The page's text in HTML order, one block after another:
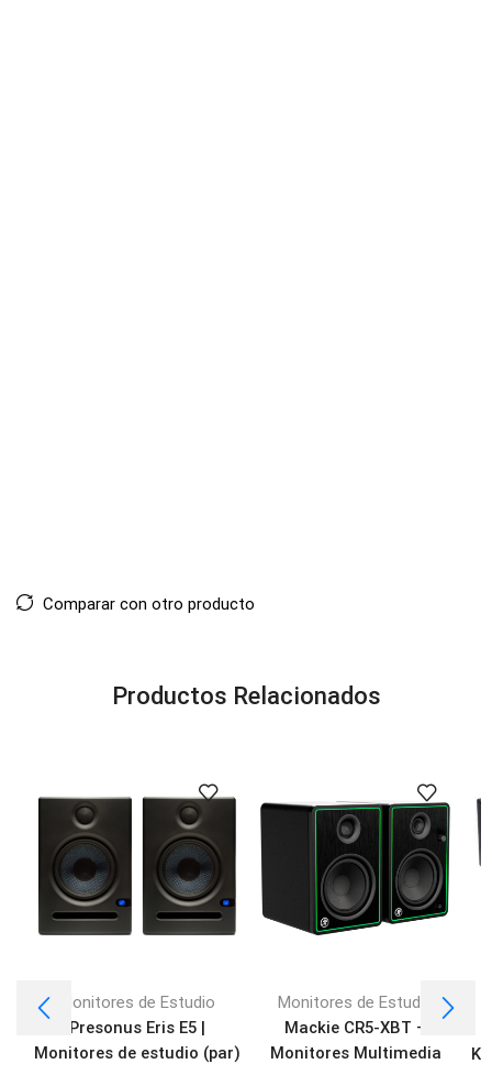
Comparar con otro producto
Productos Relacionados
Monitores de Estudio
Presonus Eris E5 |
Monitores de estudio (par)
Monitores de Estudio
Mackie CR5-XBT –
Monitores Multimedia